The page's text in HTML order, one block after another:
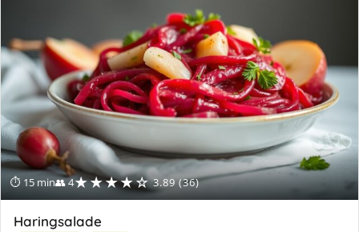
⏱ 15 min👥 4★★★★☆ 3.89 (36)
Haringsalade